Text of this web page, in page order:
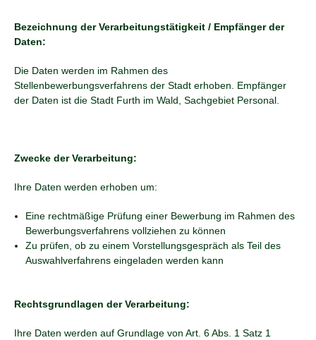
Bezeichnung der Verarbeitungstätigkeit / Empfänger der
Daten:
Die Daten werden im Rahmen des
Stellenbewerbungsverfahrens der Stadt erhoben. Empfänger
der Daten ist die Stadt Furth im Wald, Sachgebiet Personal.
Zwecke der Verarbeitung:
Ihre Daten werden erhoben um:
Eine rechtmäßige Prüfung einer Bewerbung im Rahmen des
Bewerbungsverfahrens vollziehen zu können
Zu prüfen, ob zu einem Vorstellungsgespräch als Teil des
Auswahlverfahrens eingeladen werden kann
Rechtsgrundlagen der Verarbeitung:
Ihre Daten werden auf Grundlage von Art. 6 Abs. 1 Satz 1